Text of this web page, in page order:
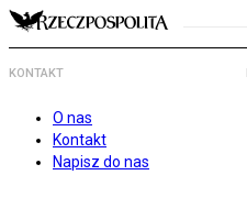
KONTAKT
O nas
Kontakt
Napisz do nas